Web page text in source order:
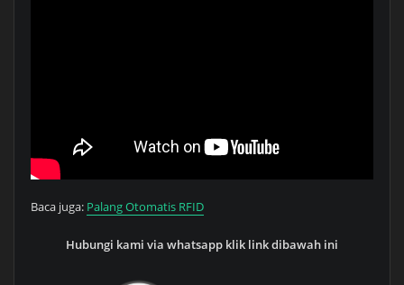
Baca juga: Palang Otomatis RFID
Hubungi kami via whatsapp klik link dibawah ini